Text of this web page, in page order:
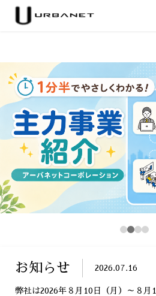
お知らせ 2026.07.16
弊社は2026年８月10日（月）～８月